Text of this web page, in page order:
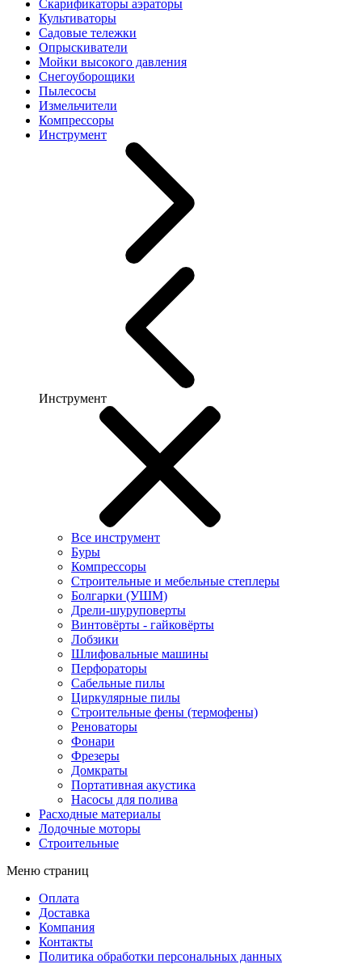
Скарификаторы аэраторы
Культиваторы
Садовые тележки
Опрыскиватели
Мойки высокого давления
Снегоуборощики
Пылесосы
Измельчители
Компрессоры
Инструмент
Инструмент
Все инструмент
Буры
Компрессоры
Строительные и мебельные степлеры
Болгарки (УШМ)
Дрели-шуруповерты
Винтовёрты - гайковёрты
Лобзики
Шлифовальные машины
Перфораторы
Сабельные пилы
Циркулярные пилы
Строительные фены (термофены)
Реноваторы
Фонари
Фрезеры
Домкраты
Портативная акустика
Насосы для полива
Расходные материалы
Лодочные моторы
Строительные
Меню страниц
Оплата
Доставка
Компания
Контакты
Политика обработки персональных данных